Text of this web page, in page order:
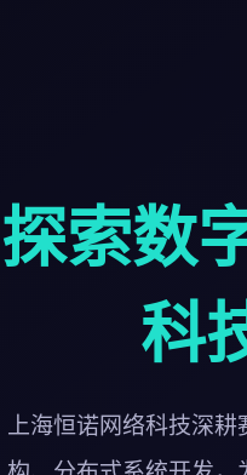
探索数
科
上海恒诺网络科技深